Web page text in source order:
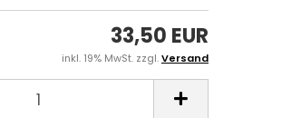
33,50 EUR
inkl. 19% MwSt. zzgl.Versand